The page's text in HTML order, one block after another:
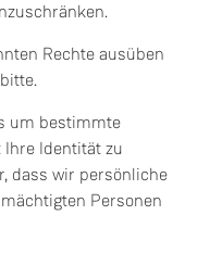
Rechte ausüben
um bestimmte
Identität zu
dass wir persönliche
Personen